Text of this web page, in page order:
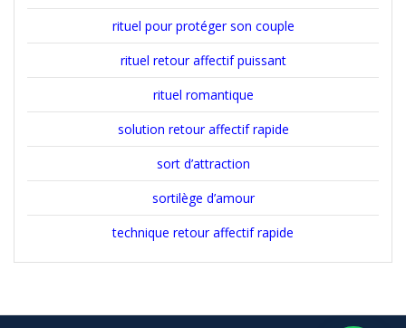
rituel pour protéger son couple
rituel retour affectif puissant
rituel romantique
solution retour affectif rapide
sort d’attraction
sortilège d’amour
technique retour affectif rapide